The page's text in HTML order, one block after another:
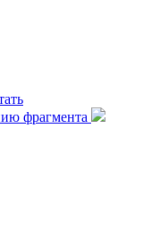
фрагмента